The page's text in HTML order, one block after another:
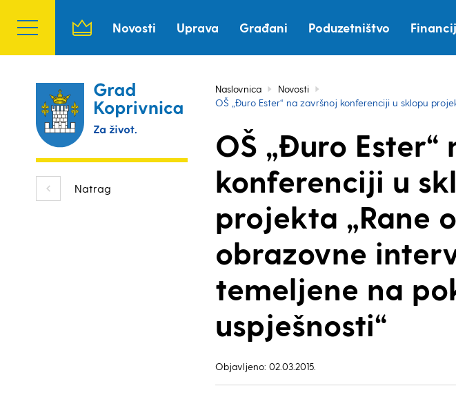
Novosti Uprava Građani Poduzetništvo
Natrag
Naslovnica
Novosti
OŠ „Đuro Ester“ na završnoj konferenciji u sklopu
OŠ „Đuro
konferenciji u
projekta „Rane
obrazovne
temeljene na
uspješnosti“
Objavljeno: 02.03.2015.